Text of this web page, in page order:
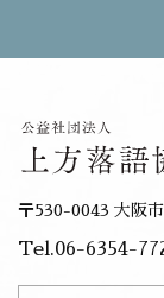
〒530-0043 大阪
Tel.06-6354-